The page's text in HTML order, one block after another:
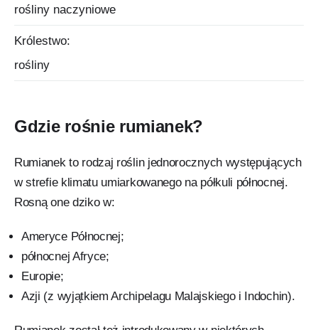
rośliny naczyniowe
Królestwo:
rośliny
Gdzie rośnie rumianek?
Rumianek to rodzaj roślin jednorocznych występujących
w strefie klimatu umiarkowanego na półkuli północnej.
Rosną one dziko w:
Ameryce Północnej;
północnej Afryce;
Europie;
Azji (z wyjątkiem Archipelagu Malajskiego i Indochin).